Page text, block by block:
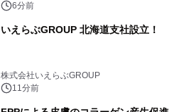
6分前
いえらぶGROUP 北海道支社設立！
株式会社いえらぶGROUP
11分前